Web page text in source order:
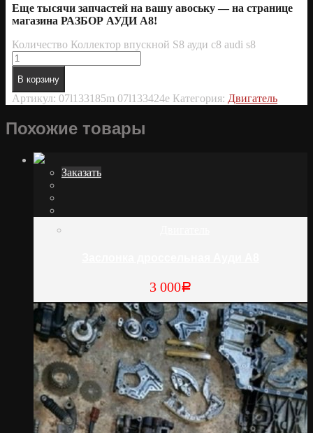
Еще тысячи запчастей на вашу авоську — на странице
магазина РАЗБОР АУДИ А8!
Количество Коллектор впускной S8 ауди с8 audi s8
В корзину
Артикул: 07l133185m 07l133424e Категория: Двигатель
Похожие товары
Заказать
3 000Р